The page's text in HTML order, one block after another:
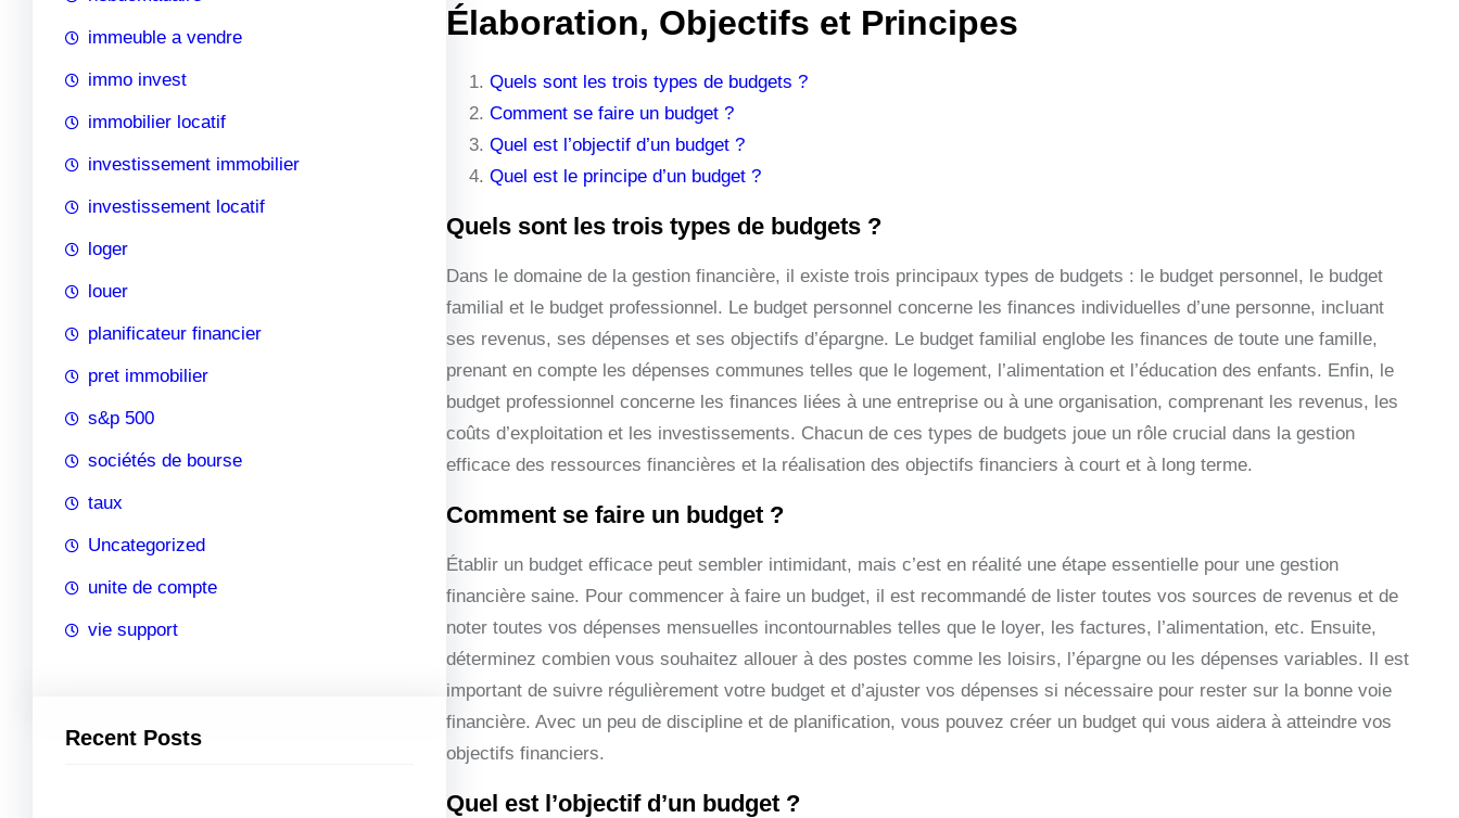
immeuble a vendre
immo invest
immobilier locatif
investissement immobilier
investissement locatif
loger
louer
planificateur financier
pret immobilier
s&p 500
sociétés de bourse
taux
Uncategorized
unite de compte
vie support
Recent Posts
Élaboration, Objectifs et Principes
Quels sont les trois types de budgets ?
Comment se faire un budget ?
Quel est l’objectif d’un budget ?
Quel est le principe d’un budget ?
Quels sont les trois types de budgets ?
Dans le domaine de la gestion financière, il existe trois principaux types de budgets : le budget personnel, le budget
familial et le budget professionnel. Le budget personnel concerne les finances individuelles d’une personne, incluant
ses revenus, ses dépenses et ses objectifs d’épargne. Le budget familial englobe les finances de toute une famille,
prenant en compte les dépenses communes telles que le logement, l’alimentation et l’éducation des enfants. Enfin, le
budget professionnel concerne les finances liées à une entreprise ou à une organisation, comprenant les revenus, les
coûts d’exploitation et les investissements. Chacun de ces types de budgets joue un rôle crucial dans la gestion
efficace des ressources financières et la réalisation des objectifs financiers à court et à long terme.
Comment se faire un budget ?
Établir un budget efficace peut sembler intimidant, mais c’est en réalité une étape essentielle pour une gestion
financière saine. Pour commencer à faire un budget, il est recommandé de lister toutes vos sources de revenus et de
noter toutes vos dépenses mensuelles incontournables telles que le loyer, les factures, l’alimentation, etc. Ensuite,
déterminez combien vous souhaitez allouer à des postes comme les loisirs, l’épargne ou les dépenses variables. Il est
important de suivre régulièrement votre budget et d’ajuster vos dépenses si nécessaire pour rester sur la bonne voie
financière. Avec un peu de discipline et de planification, vous pouvez créer un budget qui vous aidera à atteindre vos
objectifs financiers.
Quel est l’objectif d’un budget ?